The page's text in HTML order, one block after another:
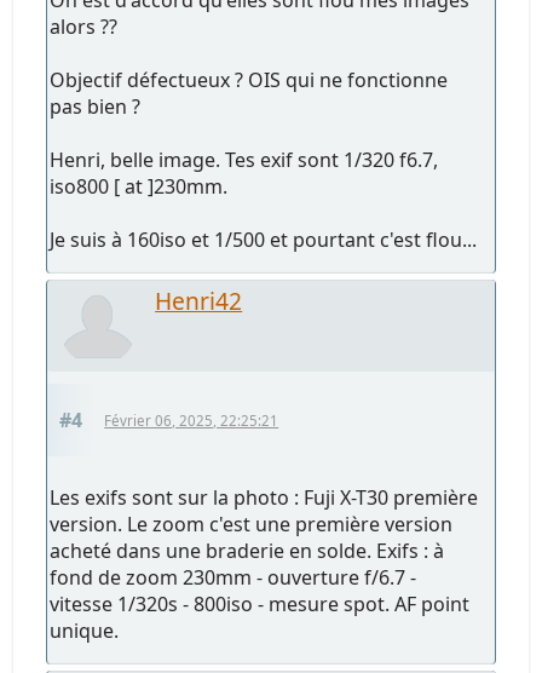
alors ??
Objectif défectueux ? OIS qui ne fonctionne
pas bien ?
Henri, belle image. Tes exif sont 1/320 f6.7,
iso800 [ at ]230mm.
Je suis à 160iso et 1/500 et pourtant c'est flou...
Henri42
#4 Février 06, 2025, 22:25:21
Les exifs sont sur la photo : Fuji X-T30 première
version. Le zoom c'est une première version
acheté dans une braderie en solde. Exifs : à
fond de zoom 230mm - ouverture f/6.7 -
vitesse 1/320s - 800iso - mesure spot. AF point
unique.